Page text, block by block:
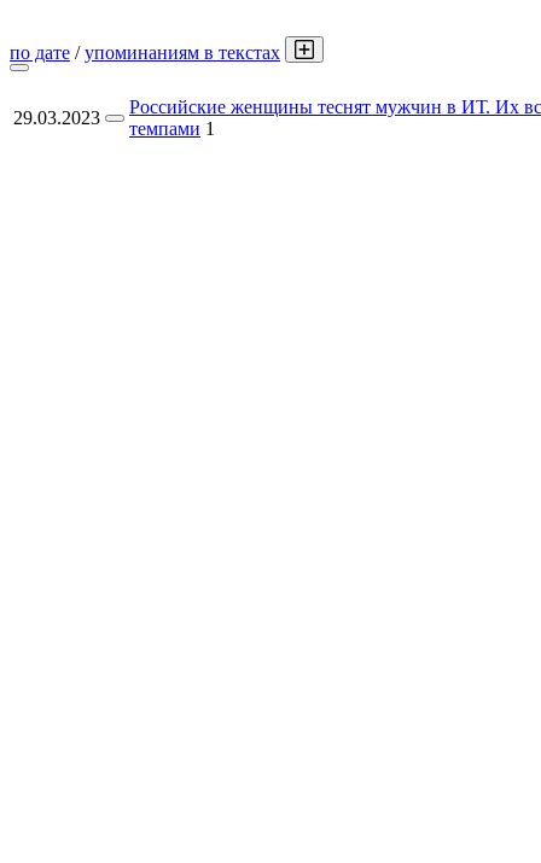
по дате /упоминаниям в текстах
29.03.2023
Российские женщины теснят мужчин в ИТ. Их
темпами 1